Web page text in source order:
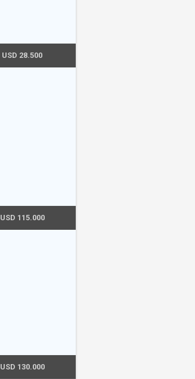
USD 28.500
USD 115.000
USD 130.000